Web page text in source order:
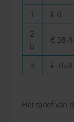
1
€ 0
2
b
€
3 €
Het tarief van